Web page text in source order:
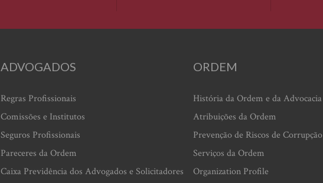
ADVOGADOS
Regras Profissionais
Comissões e Institutos
Seguros Profissionais
Pareceres da Ordem
Caixa Previdência dos Advogados e Solicitadores
ORDEM
História da Ordem e da Advocacia
Atribuições da Ordem
Prevenção de Riscos de Corrupção
Serviços da Ordem
Organization Profile